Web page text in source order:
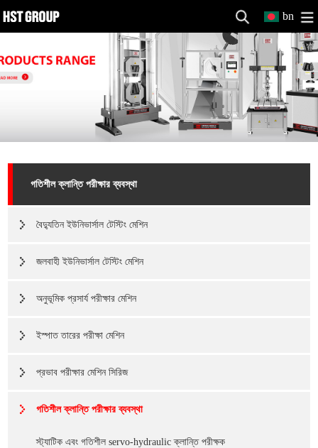
bn
গতিশীল ক্লান্তি পরীক্ষার ব্যবস্থা
বৈদ্যুতিন ইউনিভার্সাল টেস্টিং মেশিন
জলবাহী ইউনিভার্সাল টেস্টিং মেশিন
অনুভূমিক প্রসার্য পরীক্ষার মেশিন
ইস্পাত তারের পরীক্ষা মেশিন
প্রভাব পরীক্ষার মেশিন সিরিজ
গতিশীল ক্লান্তি পরীক্ষার ব্যবস্থা
স্ট্যাটিক এবং গতিশীল servo-hydraulic ক্লান্তি পরীক্ষক